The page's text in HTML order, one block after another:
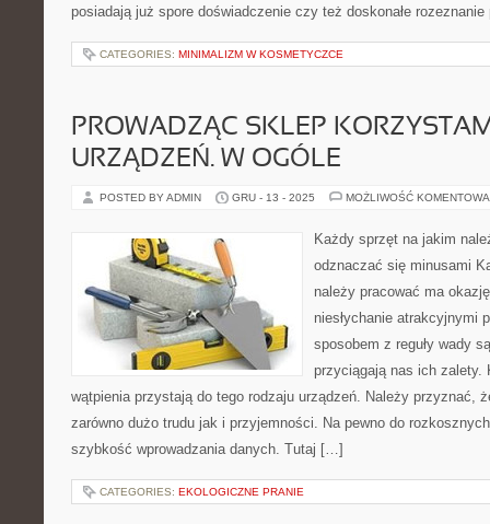
posiadają już spore doświadczenie czy też doskonałe
CATEGORIES: MINIMALIZM W KOSMETYCZCE
PROWADZĄC SKLEP
URZĄDZEŃ. W OGÓLE
POSTED BY ADMIN GRU - 13 - 2025 MOŻLIWOŚĆ
Każdy sprzęt na jakim
odznaczać się minusami
należy pracować ma
niesłychanie atrakcyjnymi
sposobem z reguły wady
przyciągają nas ich zalety.
wątpienia przystają do tego rodzaju urządzeń. Należy przyznać,
zarówno dużo trudu jak i przyjemności. Na pewno do
szybkość wprowadzania danych. Tutaj […]
CATEGORIES: EKOLOGICZNE PRANIE